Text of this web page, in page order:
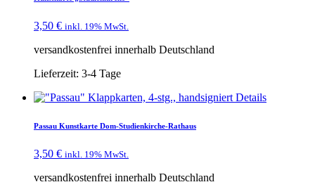
3,50 € inkl. 19% MwSt.
versandkostenfrei innerhalb Deutschland
Lieferzeit: 3-4 Tage
Details
Passau Kunstkarte Dom-Studienkirche-Rathaus
3,50 € inkl. 19% MwSt.
versandkostenfrei innerhalb Deutschland